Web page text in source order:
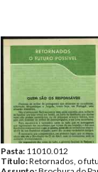
Pasta: 11010.012
Título:Retornados, o